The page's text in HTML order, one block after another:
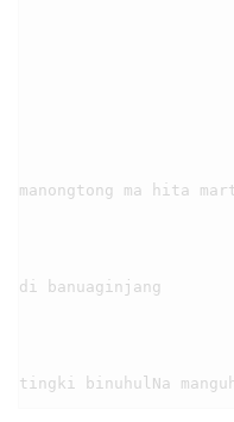
manongtong ma hita
di banuaginjang